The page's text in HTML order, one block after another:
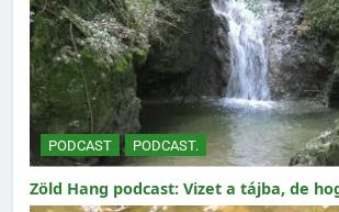
PODCAST PODCAST.
Zöld Hang podcast: Vizet a tájba, de